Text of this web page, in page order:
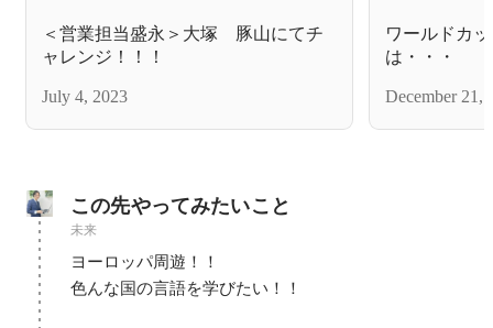
＜営業担当盛永＞大塚 豚山にてチ
ャレンジ！！！
July 4, 2023
ワールドカ
は・・・
December 21,
この先やってみたいこと
未来
ヨーロッパ周遊！！
色んな国の言語を学びたい！！